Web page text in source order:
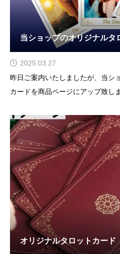
当ショップのオリジナルタ
2025.03.27
昨日ご案内いたしましたが、当シ
カードを商品ページにアップ致し
vol.1』こちらは税込価格の表示と
います。今回はモニター価格とい
オリジナルタロットカー